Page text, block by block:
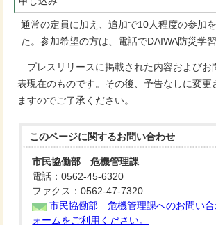
通常の定員に加え、追加で10人程度の参加
た。参加希望の方は、電話でDAIWA防災学習
プレスリリースに掲載された内容およびお
表現在のものです。その後、予告なしに変更
ますのでご了承ください。
このページに関するお問い合わせ
市民協働部 危機管理課
電話：0562-45-6320
ファクス：0562-47-7320
市民協働部 危機管理課へのお問い合
ォームをご利用ください。